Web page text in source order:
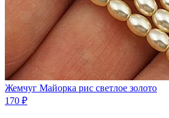
Жемчуг Майорка рис светлое золото
170 ₽